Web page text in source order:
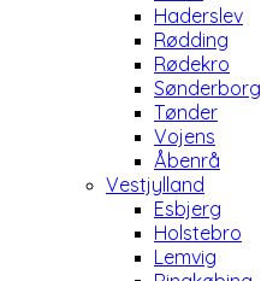
Haderslev
Rødding
Rødekro
Sønderborg
Tønder
Vojens
Åbenrå
Vestjylland
Esbjerg
Holstebro
Lemvig